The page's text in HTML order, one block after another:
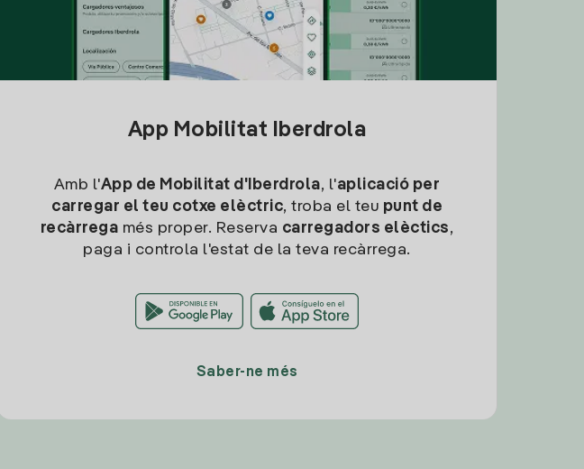
App Mobilitat Iberdrola
Amb l'App de Mobilitat d'Iberdrola, l'aplicació per
carregar el teu cotxe elèctric, troba el teu punt de
recàrrega més proper. Reserva carregadors elèctics,
paga i controla l'estat de la teva recàrrega.
Saber-ne més